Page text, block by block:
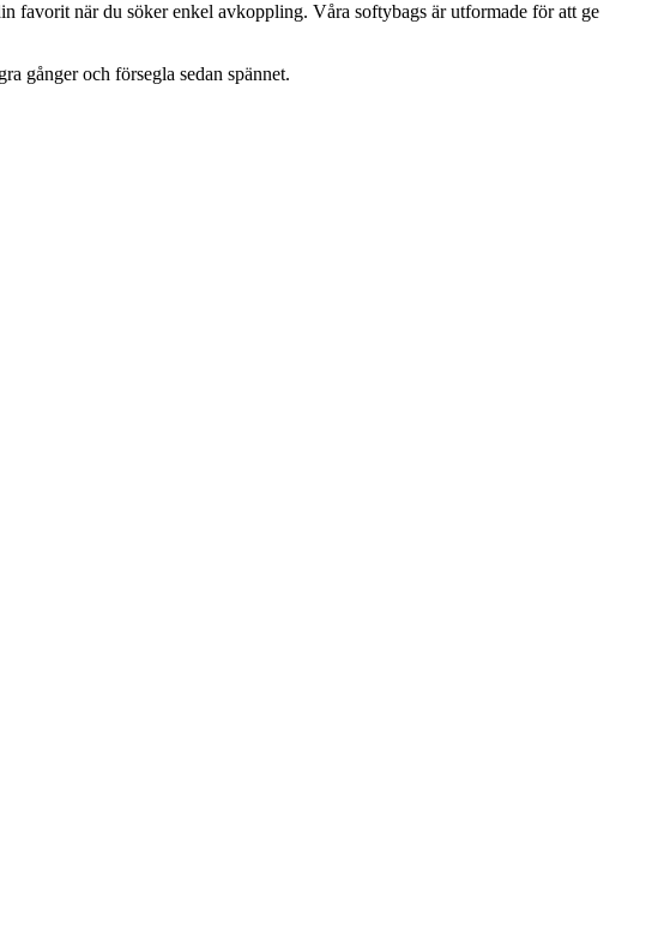
favorit när du söker enkel avkoppling. Våra softybags är utformade för att ge
gånger och försegla sedan spännet.